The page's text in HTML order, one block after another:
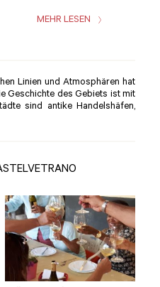
MEHR LESEN
Linien und Atmosphären hat
Geschichte des Gebiets ist mit
sind antike Handelshäfen,